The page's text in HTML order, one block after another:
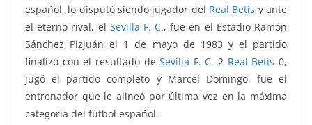
español, lo disputó siendo jugador del Real Betis y ante
el eterno rival, el Sevilla F. C., fue en el Estadio Ramón
Sánchez Pizjuán el 1 de mayo de 1983 y el partido
finalizó con el resultado deSevilla F. C. 2 Real Betis 0,
jugó el partido completo y Marcel Domingo, fue el
entrenador que le alineó por última vez en la máxima
categoría del fútbol español.